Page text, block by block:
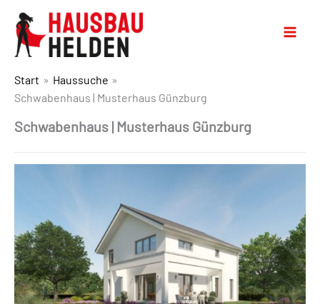
Start
Haussuche
Schwabenhaus | Musterhaus Günzburg
Schwabenhaus | Musterhaus Günzburg